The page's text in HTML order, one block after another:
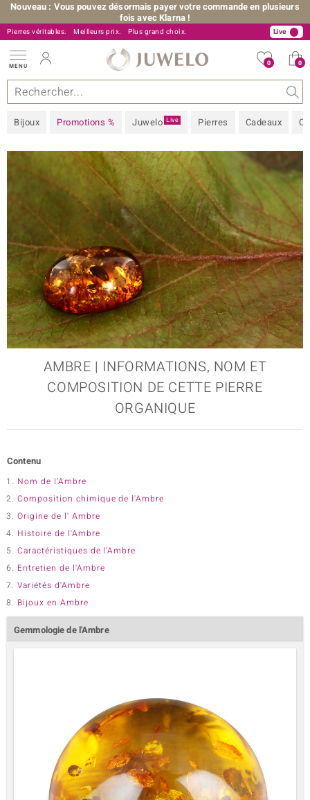
Nouveau : Vous pouvez désormais payer votre commande en plusieurs
fois avec Klarna !
Pierres véritables. Meilleurs prix. Plus grand choix.
+33 805 34 34 34 Live
MENU 0 0
Bijoux Promotions % JuweloLive Pierres Cadeaux
Métal Précieux
Pierres préférées
Bon à savoir
AMBRE | INFORMATIONS, NOM ET
COMPOSITION DE CETTE PIERRE
ORGANIQUE
Contenu
Nom de l'Ambre
Composition chimique de l'Ambre
Origine de l' Ambre
Histoire de l'Ambre
Caractéristiques de l'Ambre
Entretien de l'Ambre
Variétés d'Ambre
Bijoux en Ambre
Gemmologie de l'Ambre